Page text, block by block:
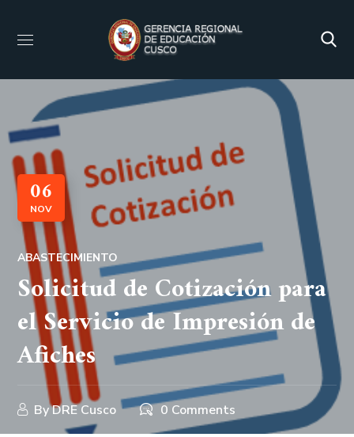
06
NOV
ABASTECIMIENTO
Solicitud de Cotización para
el Servicio de Impresión de
Afiches
ByDRE Cusco 0 Comments